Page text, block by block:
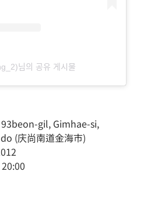
님의 공유 게시물
gil, Gimhae-si,
(庆尚南道金海市)